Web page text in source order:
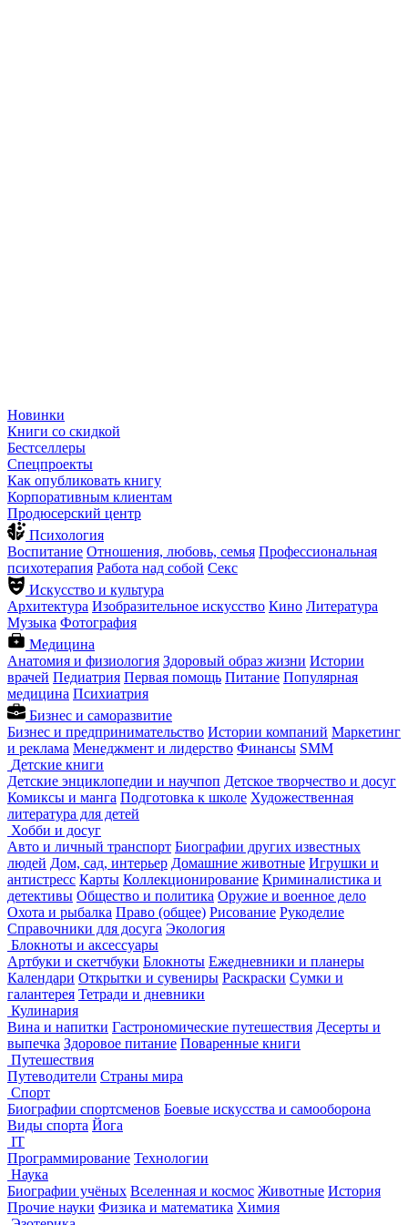
Новинки
Книги со скидкой
Бестселлеры
Спецпроекты
Как опубликовать книгу
Корпоративным клиентам
Продюсерский центр
Психология
Воспитание Отношения, любовь, семья Профессиональная
психотерапия Работа над собой Секс
Искусство и культура
Архитектура Изобразительное искусство Кино Литература
Музыка Фотография
Медицина
Анатомия и физиология Здоровый образ жизни Истории
врачей Педиатрия Первая помощь Питание Популярная
медицина Психиатрия
Бизнес и саморазвитие
Бизнес и предпринимательство Истории компаний Маркетинг
и реклама Менеджмент и лидерство Финансы SMM
Детские книги
Детские энциклопедии и научпоп Детское творчество и досуг
Комиксы и манга Подготовка к школе Художественная
литература для детей
Хобби и досуг
Авто и личный транспорт Биографии других известных
людей Дом, сад, интерьер Домашние животные Игрушки и
антистресс Карты Коллекционирование Криминалистика и
детективы Общество и политика Оружие и военное дело
Охота и рыбалка Право (общее) Рисование Рукоделие
Справочники для досуга Экология
Блокноты и аксессуары
Артбуки и скетчбуки Блокноты Ежедневники и планеры
Календари Открытки и сувениры Раскраски Сумки и
галантерея Тетради и дневники
Кулинария
Вина и напитки Гастрономические путешествия Десерты и
выпечка Здоровое питание Поваренные книги
Путешествия
Путеводители Страны мира
Спорт
Биографии спортсменов Боевые искусства и самооборона
Виды спорта Йога
IT
Программирование Технологии
Наука
Биографии учёных Вселенная и космос Животные История
Прочие науки Физика и математика Химия